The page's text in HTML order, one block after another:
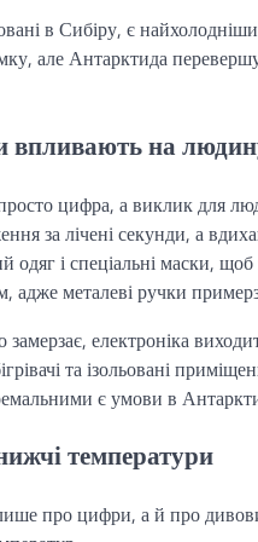
в Сибіру, є
але Антарктида
впливають на
цифра, а виклик для
за лічені секунди, а
і спеціальні маски,
адже металеві ручки
електроніка
та ізольовані
є умови в
температури
про цифри, а й про